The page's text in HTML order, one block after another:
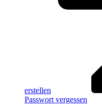
erstellen
Passwort vergessen